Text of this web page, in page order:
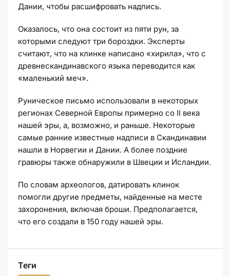
Дании, чтобы расшифровать надпись.
Оказалось, что она состоит из пяти рун, за
которыми следуют три бороздки. Эксперты
считают, что на клинке написано «хирила», что с
древнескандинавского языка переводится как
«маленький меч».
Руническое письмо использовали в некоторых
регионах Северной Европы примерно со II века
нашей эры, а, возможно, и раньше. Некоторые
самые ранние известные надписи в Скандинавии
нашли в Норвегии и Дании. А более поздние
гравюры также обнаружили в Швеции и Исландии.
По словам археологов, датировать клинок
помогли другие предметы, найденные на месте
захоронения, включая броши. Предполагается,
что его создали в 150 году нашей эры.
Теги